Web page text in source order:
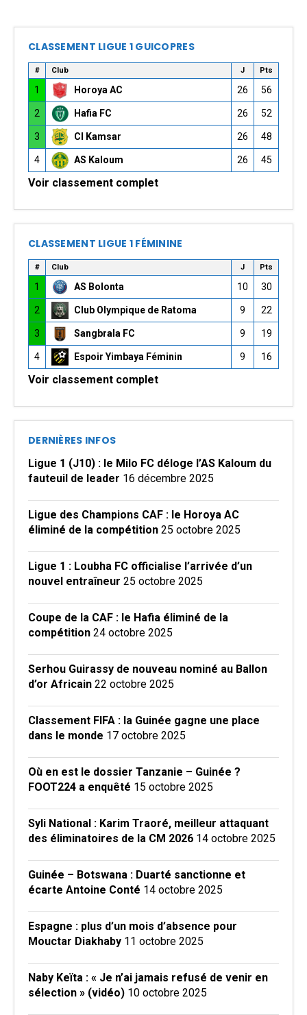
CLASSEMENT LIGUE 1 GUICOPRES
# Club J Pts
1 Horoya AC 26 56
2 Hafia FC 26 52
3 CI Kamsar 26 48
4 AS Kaloum 26 45
Voir classement complet
CLASSEMENT LIGUE 1 FÉMININE
# Club J Pts
1 AS Bolonta 10 30
2 Club Olympique de Ratoma 9 22
3 Sangbrala FC 9 19
4 Espoir Yimbaya Féminin 9 16
Voir classement complet
DERNIÈRES INFOS
Ligue 1 (J10) : le Milo FC déloge l’AS Kaloum du
fauteuil de leader 16 décembre 2025
Ligue des Champions CAF : le Horoya AC
éliminé de la compétition 25 octobre 2025
Ligue 1 : Loubha FC officialise l’arrivée d’un
nouvel entraîneur 25 octobre 2025
Coupe de la CAF : le Hafia éliminé de la
compétition 24 octobre 2025
Serhou Guirassy de nouveau nominé au Ballon
d’or Africain 22 octobre 2025
Classement FIFA : la Guinée gagne une place
dans le monde 17 octobre 2025
Où en est le dossier Tanzanie – Guinée ?
FOOT224 a enquêté 15 octobre 2025
Syli National : Karim Traoré, meilleur attaquant
des éliminatoires de la CM 2026 14 octobre 2025
Guinée – Botswana : Duarté sanctionne et
écarte Antoine Conté 14 octobre 2025
Espagne : plus d’un mois d’absence pour
Mouctar Diakhaby 11 octobre 2025
Naby Keïta : « Je n’ai jamais refusé de venir en
sélection » (vidéo) 10 octobre 2025